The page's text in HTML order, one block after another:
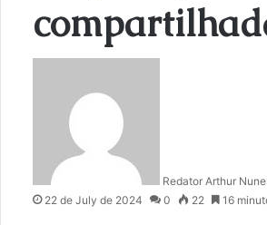
Redator Arthur
22 de July de 2024 0 22 16